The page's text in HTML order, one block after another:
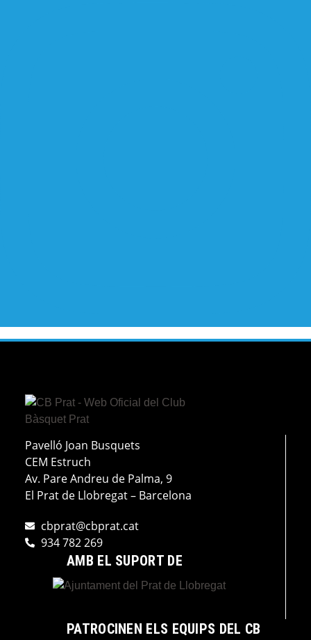
Pavelló Joan Busquets
CEM Estruch
Av. Pare Andreu de Palma, 9
El Prat de Llobregat – Barcelona
cbprat@cbprat.cat
934 782 269
AMB EL SUPORT DE
PATROCINEN ELS EQUIPS DEL CB